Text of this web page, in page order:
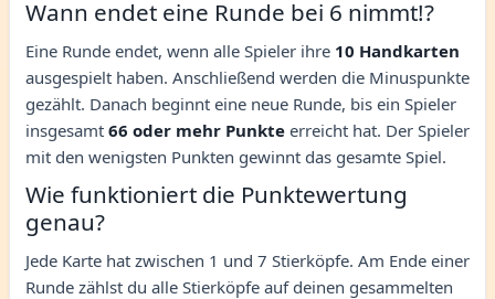
Wann endet eine Runde bei 6 nimmt!?
Eine Runde endet, wenn alle Spieler ihre 10 Handkarten
ausgespielt haben. Anschließend werden die Minuspunkte
gezählt. Danach beginnt eine neue Runde, bis ein Spieler
insgesamt 66 oder mehr Punkte erreicht hat. Der Spieler
mit den wenigsten Punkten gewinnt das gesamte Spiel.
Wie funktioniert die Punktewertung
genau?
Jede Karte hat zwischen 1 und 7 Stierköpfe. Am Ende einer
Runde zählst du alle Stierköpfe auf deinen gesammelten